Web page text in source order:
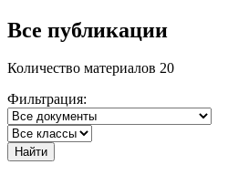
Все публикации
Количество материалов 20
Фильтрация:
Найти